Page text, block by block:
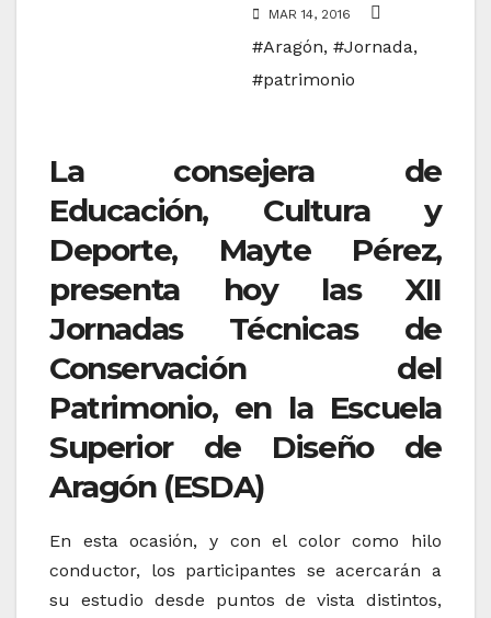
MAR 14, 2016
#Aragón, #Jornada,
#patrimonio
La consejera de
Educación, Cultura y
Deporte, Mayte Pérez,
presenta hoy lasXII
Jornadas Técnicas de
Conservación del
Patrimonio, en la Escuela
Superior de Diseño de
Aragón (ESDA)
En esta ocasión, y con el color como hilo
conductor, los participantes se acercarán a
su estudio desde puntos de vista distintos,